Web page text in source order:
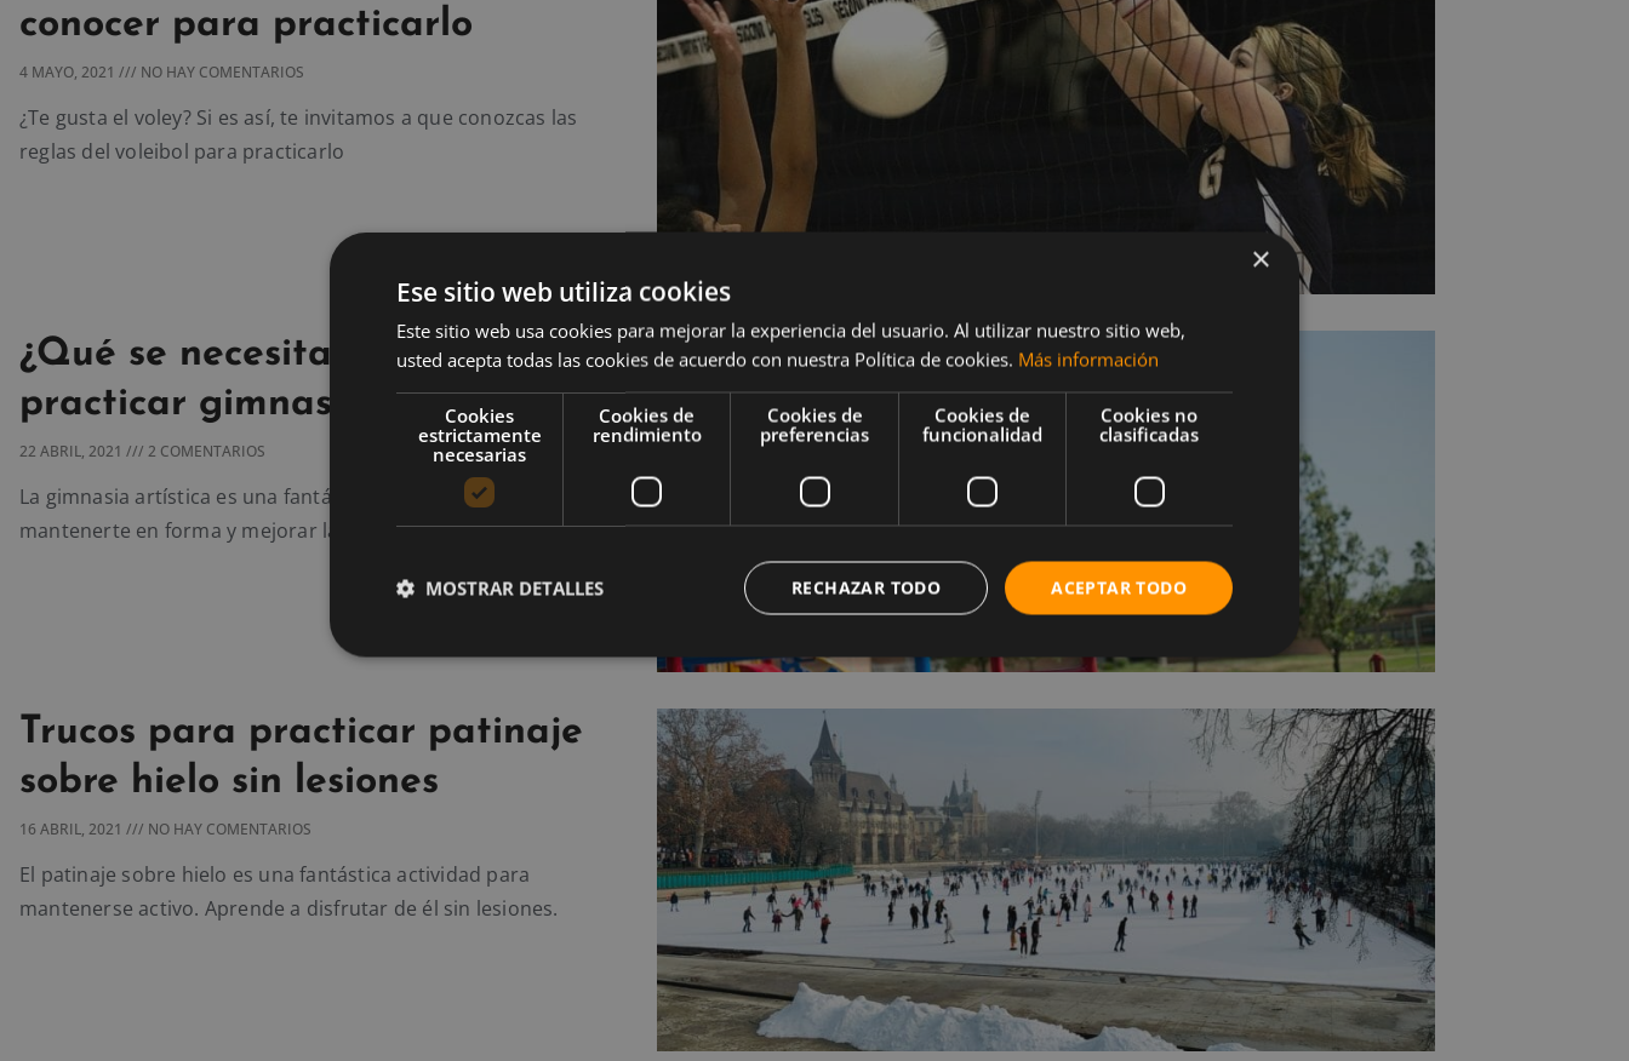
conocer para practicarlo
4 MAYO, 2021 NO HAY COMENTARIOS
¿Te gusta el voley? Si es así, te invitamos a que conozcas las
reglas del voleibol para practicarlo
¿Qué se necesita para poder
practicar gimnasia artística?
22 ABRIL, 2021 2 COMENTARIOS
La gimnasia artística es una fantástica disciplina deportiva para
mantenerte en forma y mejorar la salud de tu musculatura.
Trucos para practicar patinaje
sobre hielo sin lesiones
16 ABRIL, 2021 NO HAY COMENTARIOS
El patinaje sobre hielo es una fantástica actividad para
mantenerse activo. Aprende a disfrutar de él sin lesiones.
×
Ese sitio web utiliza cookies
Este sitio web usa cookies para mejorar la experiencia del usuario. Al utilizar nuestro sitio web,
usted acepta todas las cookies de acuerdo con nuestra Política de cookies. Más información
Cookies
estrictamente
necesarias
Cookies de
rendimiento
Cookies de
preferencias
Cookies de
funcionalidad
Cookies no
clasificadas
ACEPTAR TODO
RECHAZAR TODO
MOSTRAR DETALLES